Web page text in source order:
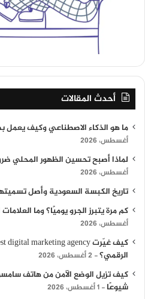
أحدث المقالات
ما هو الذكاء الاصطناعي وكيف
أغسطس، 2026
لماذا أصبح تحسين الظهور المحلي
أغسطس، 2026
تاريخ الكبسة السعودية وأصل
كم مرة يتبرز الجرو يوميًا؟ وما
أغسطس، 2026
الرقمي؟ 2 أغسطس، 2026
كيف تزيل الوضع الآمن من هاتف
شيوعًا
1 أغسطس، 2026